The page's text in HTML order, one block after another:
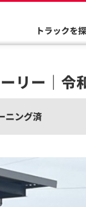
トラックを
リー｜
ニング済